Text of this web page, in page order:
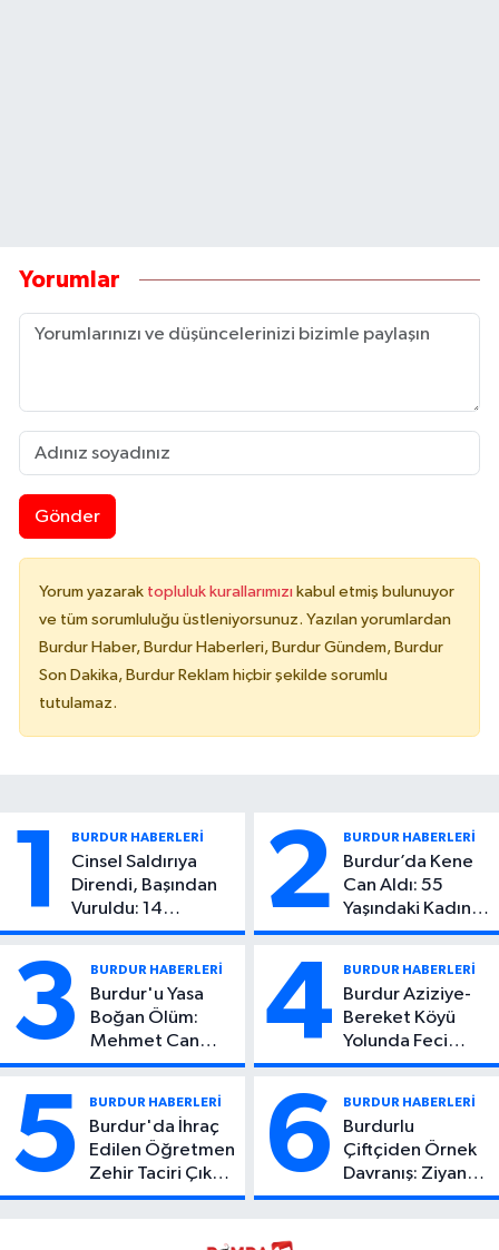
Yorumlar
Gönder
Yorum yazarak topluluk kurallarımızı kabul etmiş bulunuyor
ve tüm sorumluluğu üstleniyorsunuz. Yazılan yorumlardan
Burdur Haber, Burdur Haberleri, Burdur Gündem, Burdur
Son Dakika, Burdur Reklam hiçbir şekilde sorumlu
tutulamaz.
1 BURDUR HABERLERİ
Cinsel Saldırıya
Direndi, Başından
Vuruldu: 14
Yaşındaki Çocuktan
2 BURDUR HABERLERİ
Burdur’da Kene
Can Aldı: 55
Yaşındaki Kadın
Hayatını Kaybetti
3 BURDUR HABERLERİ
Burdur'u Yasa
Boğan Ölüm:
Mehmet Can
Atıcı Genç Yaşta
4 BURDUR HABERLERİ
Burdur Aziziye-
Bereket Köyü
Yolunda Feci
Kaza: 1 Ölü, 2
5 BURDUR HABERLERİ
Burdur'da İhraç
Edilen Öğretmen
Zehir Taciri Çıktı:
Binlerce
6 BURDUR HABERLERİ
Burdurlu
Çiftçiden Örnek
Davranış: Ziyan
Olmasın Diye